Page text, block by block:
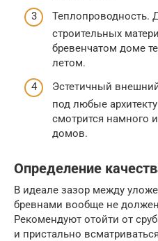
Теплопроводность.
строительных
бревенчатом доме
летом.
Эстетичный
под любые
смотрится намного
домов.
Определение
В идеале зазор между
бревнами вообще не
Рекомендуют отойти от
и пристально